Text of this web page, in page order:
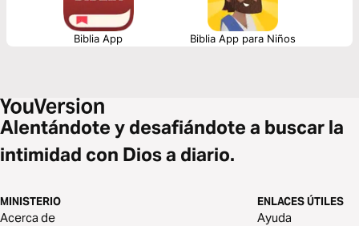
Biblia App Biblia App para Niños
Alentándote y desafiándote a buscar la
intimidad con Dios a diario.
MINISTERIO
Acerca de
ENLACES ÚTILES
Ayuda